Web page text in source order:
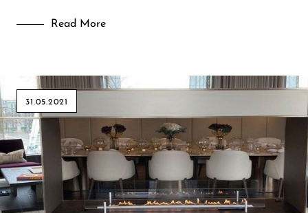
Read More
31.05.2021